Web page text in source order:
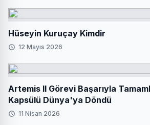
Hüseyin Kuruçay Kimdir
12 Mayıs 2026
Artemis II Görevi Başarıyla
Kapsülü Dünya'ya Döndü
11 Nisan 2026